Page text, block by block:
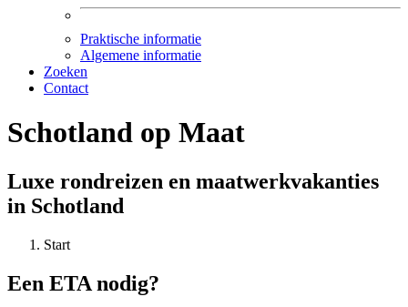
Praktische informatie
Algemene informatie
Zoeken
Contact
Schotland op Maat
Luxe rondreizen en maatwerkvakanties
in Schotland
Start
Een ETA nodig?